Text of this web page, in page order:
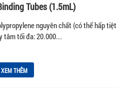
Tubes (1.5mL)
nguyên chất (có thể hấp tiệt
tâm tối đa: 20.000...
XEM THÊM